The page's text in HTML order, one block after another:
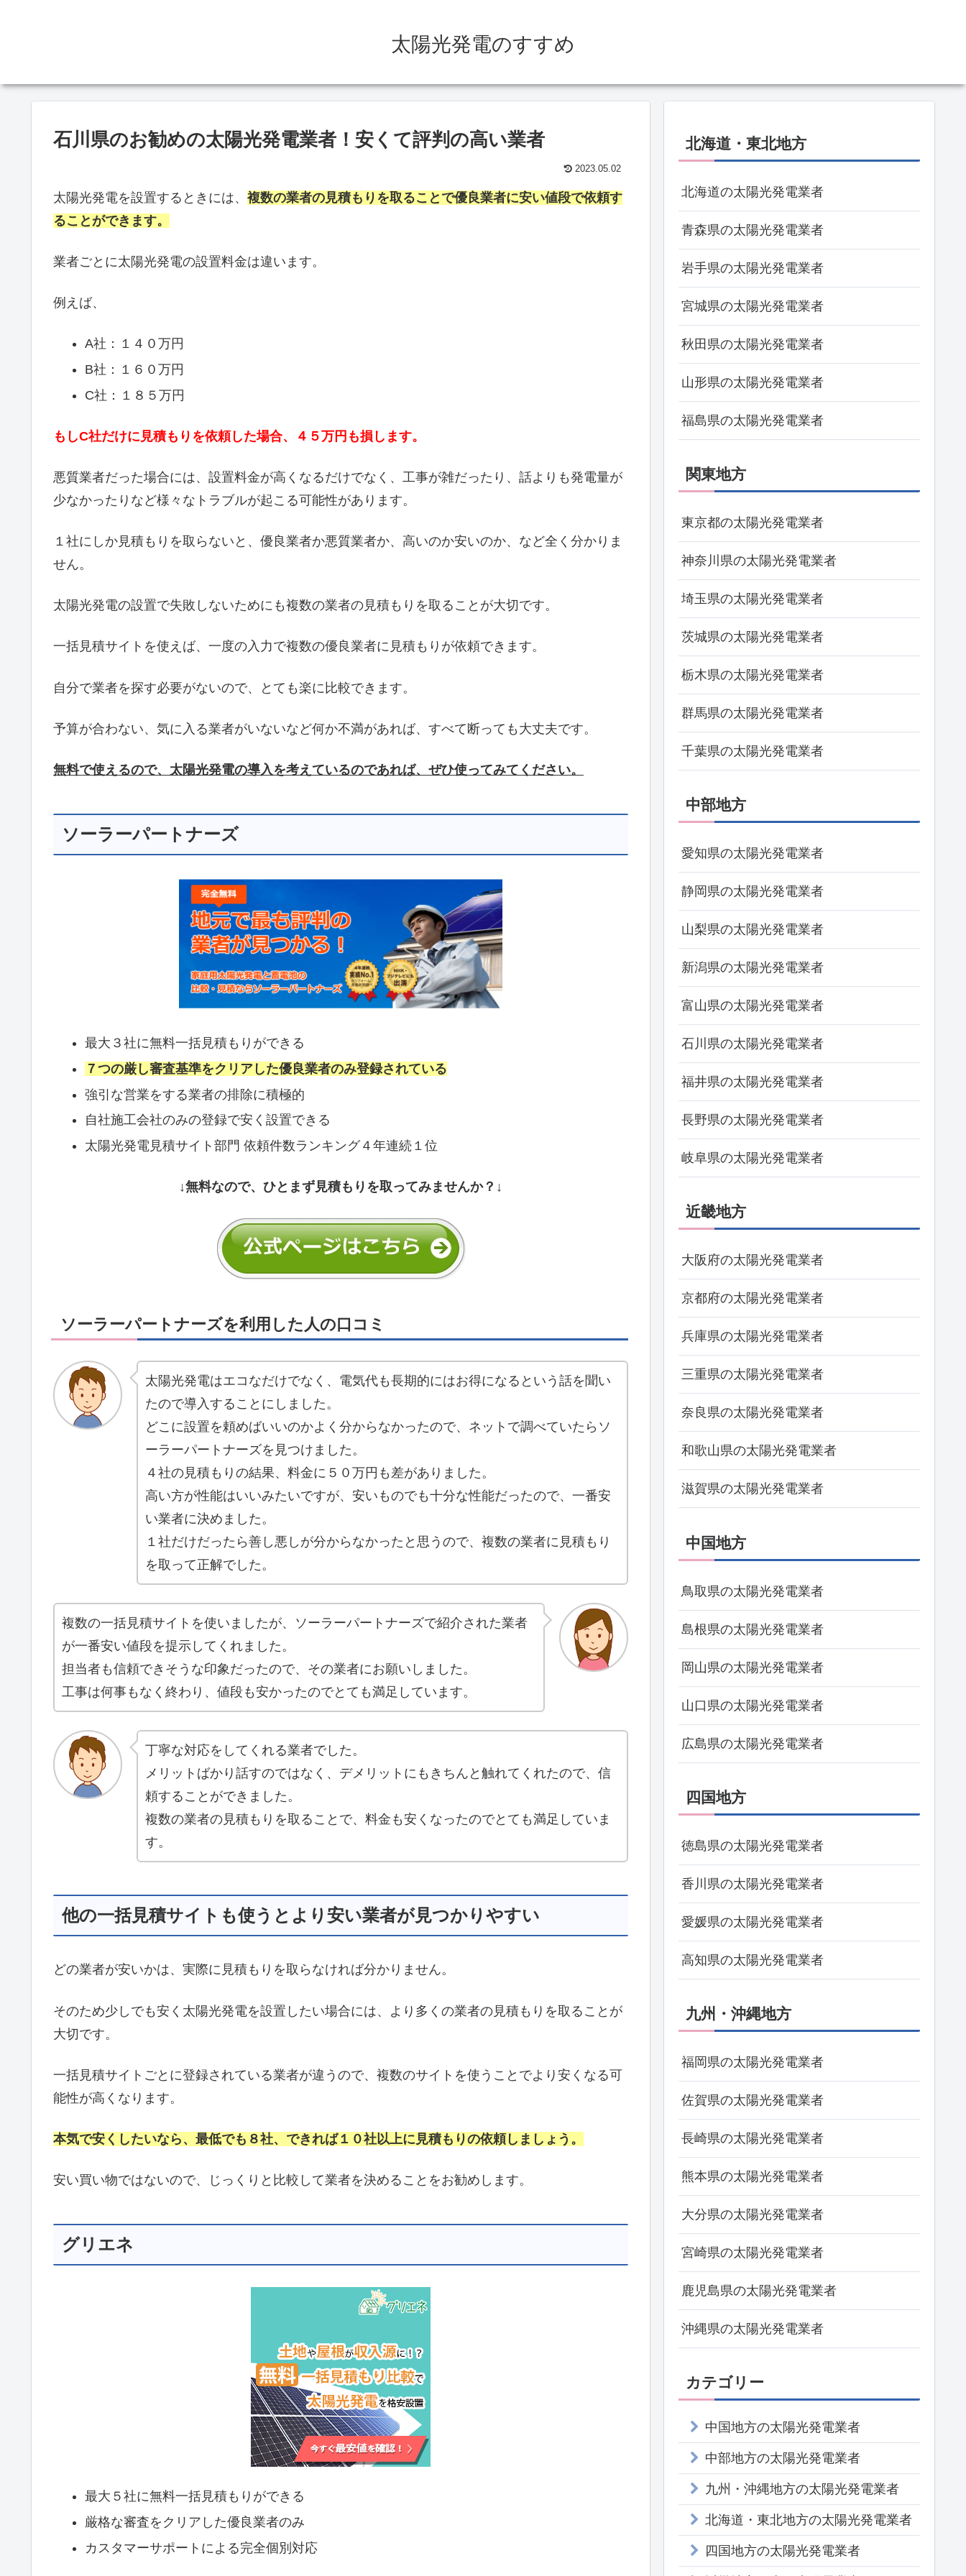
太陽光発電のすすめ
石川県のお勧めの太陽光発電業者！安くて評判の高い業者
2023.05.02
太陽光発電を設置するときには、 複数の業者の見積もりを取ることで優良業者に安い値段で依頼す
ることができます。
業者ごとに太陽光発電の設置料金は違います。
例えば、
A社：１４０万円
B社：１６０万円
C社：１８５万円
もしC社だけに見積もりを依頼した場合、４５万円も損します。
悪質業者だった場合には、設置料金が高くなるだけでなく、工事が雑だったり、話よりも発電量が
少なかったりなど様々なトラブルが起こる可能性があります。
１社にしか見積もりを取らないと、優良業者か悪質業者か、高いのか安いのか、など全く分かりま
せん。
太陽光発電の設置で失敗しないためにも複数の業者の見積もりを取ることが大切です。
一括見積サイトを使えば、一度の入力で複数の優良業者に見積もりが依頼できます。
自分で業者を探す必要がないので、とても楽に比較できます。
予算が合わない、気に入る業者がいないなど何か不満があれば、すべて断っても大丈夫です。
無料で使えるので、太陽光発電の導入を考えているのであれば、ぜひ使ってみてください。
ソーラーパートナーズ
最大３社に無料一括見積もりができる
７つの厳し審査基準をクリアした優良業者のみ登録されている
強引な営業をする業者の排除に積極的
自社施工会社のみの登録で安く設置できる
太陽光発電見積サイト部門 依頼件数ランキング４年連続１位
↓無料なので、ひとまず見積もりを取ってみませんか？↓
ソーラーパートナーズを利用した人の口コミ
太陽光発電はエコなだけでなく、電気代も長期的にはお得になるという話を聞い
たので導入することにしました。
どこに設置を頼めばいいのかよく分からなかったので、ネットで調べていたらソ
ーラーパートナーズを見つけました。
４社の見積もりの結果、料金に５０万円も差がありました。
高い方が性能はいいみたいですが、安いものでも十分な性能だったので、一番安
い業者に決めました。
１社だけだったら善し悪しが分からなかったと思うので、複数の業者に見積もり
を取って正解でした。
複数の一括見積サイトを使いましたが、ソーラーパートナーズで紹介された業者
が一番安い値段を提示してくれました。
担当者も信頼できそうな印象だったので、その業者にお願いしました。
工事は何事もなく終わり、値段も安かったのでとても満足しています。
丁寧な対応をしてくれる業者でした。
メリットばかり話すのではなく、デメリットにもきちんと触れてくれたので、信
頼することができました。
複数の業者の見積もりを取ることで、料金も安くなったのでとても満足していま
す。
他の一括見積サイトも使うとより安い業者が見つかりやすい
どの業者が安いかは、実際に見積もりを取らなければ分かりません。
そのため少しでも安く太陽光発電を設置したい場合には、より多くの業者の見積もりを取ることが
大切です。
一括見積サイトごとに登録されている業者が違うので、複数のサイトを使うことでより安くなる可
能性が高くなります。
本気で安くしたいなら、最低でも８社、できれば１０社以上に見積もりの依頼しましょう。
安い買い物ではないので、じっくりと比較して業者を決めることをお勧めします。
グリエネ
最大５社に無料一括見積もりができる
厳格な審査をクリアした優良業者のみ
カスタマーサポートによる完全個別対応
北海道・東北地方
北海道の太陽光発電業者
青森県の太陽光発電業者
岩手県の太陽光発電業者
宮城県の太陽光発電業者
秋田県の太陽光発電業者
山形県の太陽光発電業者
福島県の太陽光発電業者
関東地方
東京都の太陽光発電業者
神奈川県の太陽光発電業者
埼玉県の太陽光発電業者
茨城県の太陽光発電業者
栃木県の太陽光発電業者
群馬県の太陽光発電業者
千葉県の太陽光発電業者
中部地方
愛知県の太陽光発電業者
静岡県の太陽光発電業者
山梨県の太陽光発電業者
新潟県の太陽光発電業者
富山県の太陽光発電業者
石川県の太陽光発電業者
福井県の太陽光発電業者
長野県の太陽光発電業者
岐阜県の太陽光発電業者
近畿地方
大阪府の太陽光発電業者
京都府の太陽光発電業者
兵庫県の太陽光発電業者
三重県の太陽光発電業者
奈良県の太陽光発電業者
和歌山県の太陽光発電業者
滋賀県の太陽光発電業者
中国地方
鳥取県の太陽光発電業者
島根県の太陽光発電業者
岡山県の太陽光発電業者
山口県の太陽光発電業者
広島県の太陽光発電業者
四国地方
徳島県の太陽光発電業者
香川県の太陽光発電業者
愛媛県の太陽光発電業者
高知県の太陽光発電業者
九州・沖縄地方
福岡県の太陽光発電業者
佐賀県の太陽光発電業者
長崎県の太陽光発電業者
熊本県の太陽光発電業者
大分県の太陽光発電業者
宮崎県の太陽光発電業者
鹿児島県の太陽光発電業者
沖縄県の太陽光発電業者
カテゴリー
中国地方の太陽光発電業者
中部地方の太陽光発電業者
九州・沖縄地方の太陽光発電業者
北海道・東北地方の太陽光発電業者
四国地方の太陽光発電業者